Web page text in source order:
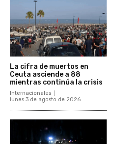
La cifra de muertos en
Ceuta asciende a 88
mientras continúa la crisis
Internacionales
lunes 3 de agosto de 2026